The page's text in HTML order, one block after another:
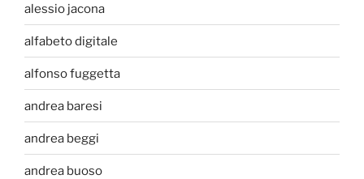
alessio jacona
alfabeto digitale
alfonso fuggetta
andrea baresi
andrea beggi
andrea buoso